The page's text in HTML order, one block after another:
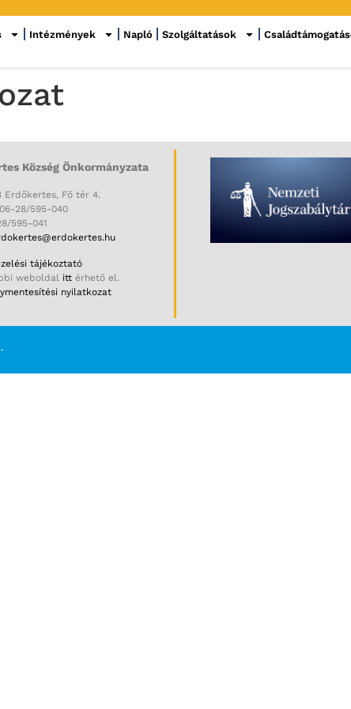
Intézmények Napló Szolgáltatások
Község Önkormányzata
Erdőkertes, Fő tér 4.
28/595-040
595-041
tájékoztató
weboldal itt érhető el.
nyilatkozat